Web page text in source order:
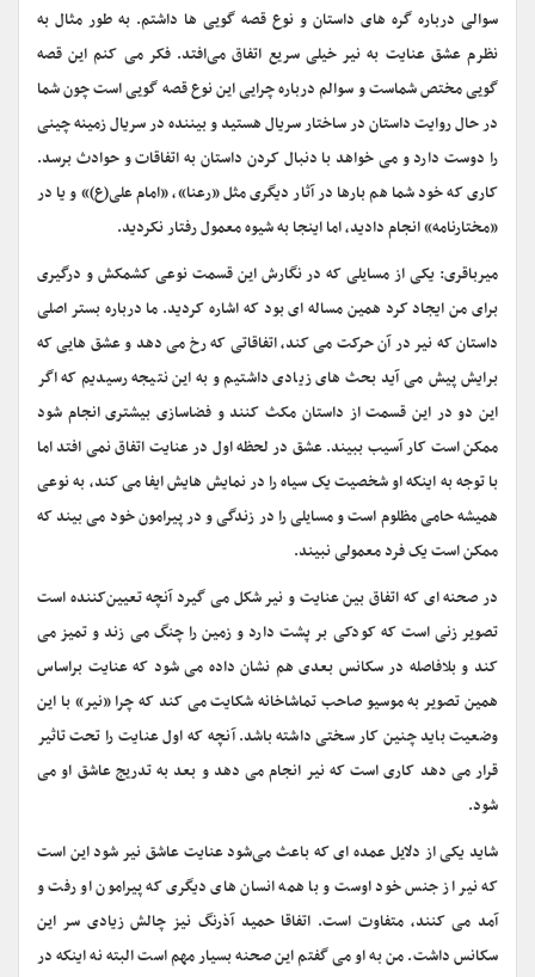
سوالی درباره گره های داستان و نوع قصه گویی ها داشتم. به طور مثال به
نظرم عشق عنایت به نیر خیلی سریع اتفاق می‌افتد. فکر می کنم این قصه
گویی مختص شماست و سوالم درباره چرایی این نوع قصه گویی است چون شما
در حال روایت داستان در ساختار سریال هستید و بیننده در سریال زمینه چینی
را دوست دارد و می خواهد با دنبال کردن داستان به اتفاقات و حوادث برسد.
کاری که خود شما هم بارها در آثار دیگری مثل «رعنا»، «امام علی(ع)» و یا در
«مختارنامه» انجام دادید، اما اینجا به شیوه معمول رفتار نکردید.
میرباقری: یکی از مسایلی که در نگارش این قسمت نوعی کشمکش و درگیری
برای من ایجاد کرد همین مساله ای بود که اشاره کردید. ما درباره بستر اصلی
داستان که نیر در آن حرکت می کند، اتفاقاتی که رخ می دهد و عشق هایی که
برایش پیش می آید بحث های زیادی داشتیم و به این نتیجه رسیدیم که اگر
این دو در این قسمت از داستان مکث کنند و فضاسازی بیشتری انجام شود
ممکن است کار آسیب ببیند. عشق در لحظه اول در عنایت اتفاق نمی افتد اما
با توجه به اینکه او شخصیت یک سیاه را در نمایش هایش ایفا می کند، به نوعی
همیشه حامی مظلوم است و مسایلی را در زندگی و در پیرامون خود می بیند که
ممکن است یک فرد معمولی نبیند.
در صحنه ای که اتفاق بین عنایت و نیر شکل می گیرد آنچه تعیین‌کننده است
تصویر زنی است که کودکی بر پشت دارد و زمین را چنگ می زند و تمیز می
کند و بلافاصله در سکانس بعدی هم نشان داده می شود که عنایت براساس
همین تصویر به موسیو صاحب تماشاخانه شکایت می کند که چرا «نیر» با این
وضعیت باید چنین کار سختی داشته باشد. آنچه که اول عنایت را تحت تاثیر
قرار می دهد کاری است که نیر انجام می دهد و بعد به تدریج عاشق او می
شود.
شاید یکی از دلایل عمده ای که باعث می‌شود عنایت عاشق نیر شود این است
که نیر از جنس خود اوست و با همه انسان های دیگری که پیرامون او رفت و
آمد می کنند، متفاوت است. اتفاقا حمید آذرنگ نیز چالش زیادی سر این
سکانس داشت. من به او می گفتم این صحنه بسیار مهم است البته نه اینکه در